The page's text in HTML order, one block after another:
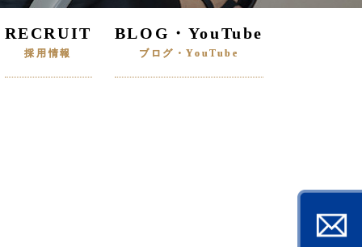
RECRUIT
採用情報
BLOG・YouTube
ブログ・YouTube